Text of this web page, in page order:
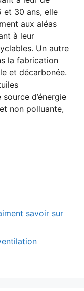
et 30 ans, elle
aux aléas
à leur
Un autre
la fabrication
et décarbonée.
d’énergie
non polluante,
savoir sur